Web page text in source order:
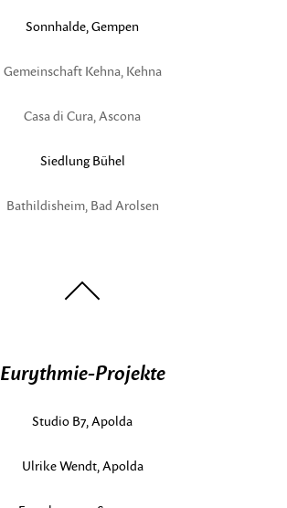
Sonnhalde, Gempen
Gemeinschaft Kehna, Kehna
Casa di Cura, Ascona
Siedlung Bühel
Bathildisheim, Bad Arolsen
Eurythmie-Projekte
Studio B7, Apolda
Ulrike Wendt, Apolda